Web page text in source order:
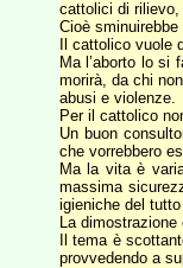
cattolici di rilievo,
Cioè
Il cattolico
Ma l’aborto lo si
morirà, da chi
abusi e violenze.
Per il cattolico
Un buon
che vorrebbero
Ma la vita è
massima
igieniche del
La
Il tema è
provvedendo a